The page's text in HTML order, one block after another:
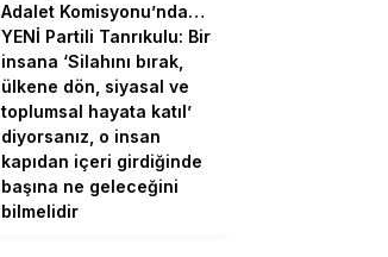
Adalet Komisyonu’nda…
YENİ Partili Tanrıkulu: Bir
insana ‘Silahını bırak,
ülkene dön, siyasal ve
toplumsal hayata katıl’
diyorsanız, o insan
kapıdan içeri girdiğinde
başına ne geleceğini
bilmelidir